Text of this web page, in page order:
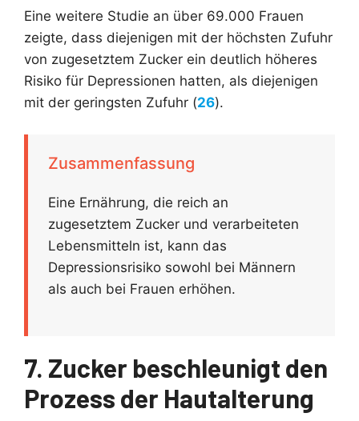
Eine weitere Studie an über 69.000 Frauen
zeigte, dass diejenigen mit der höchsten Zufuhr
von zugesetztem Zucker ein deutlich höheres
Risiko für Depressionen hatten, als diejenigen
mit der geringsten Zufuhr (26).
Zusammenfassung
Eine Ernährung, die reich an
zugesetztem Zucker und verarbeiteten
Lebensmitteln ist, kann das
Depressionsrisiko sowohl bei Männern
als auch bei Frauen erhöhen.
7. Zucker beschleunigt den
Prozess der Hautalterung